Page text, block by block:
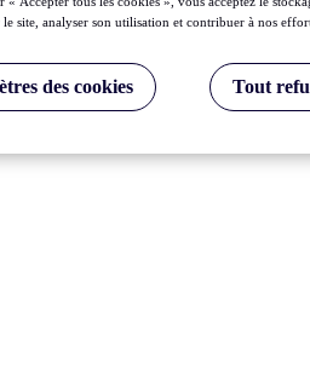
site, analyser son utilisation et contribuer à nos
des cookies Tout